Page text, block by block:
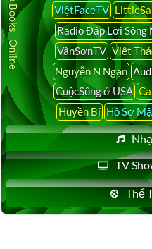
ViệtFaceTV
Radio Đáp Lời Sông
VânSơnTV Việt
Nguyễn N Ngạn
CuộcSống ở USA
Huyền Bí Hồ Sơ
TV
Thể
Audio Books Online